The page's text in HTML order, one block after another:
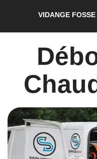
VIDANGE